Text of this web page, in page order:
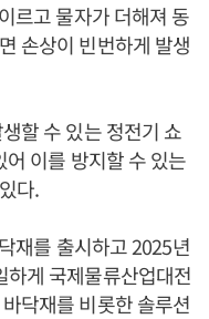
르고 물자가 더해져 동
손상이 빈번하게 발생
할 수 있는 정전기 쇼
이를 방지할 수 있는
다.
재를 출시하고 2025년
게 국제물류산업대전
닥재를 비롯한 솔루션